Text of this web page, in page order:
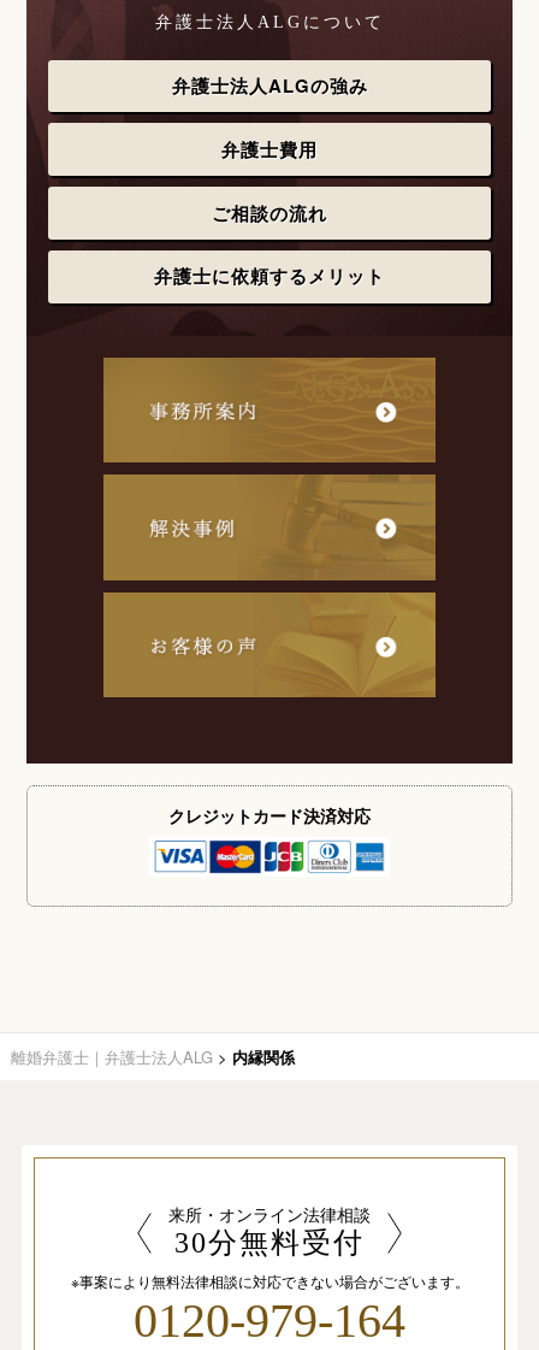
弁護士法人ALGについて
弁護士法人ALGの強み
弁護士費用
ご相談の流れ
弁護士に依頼するメリット
クレジットカード決済対応
離婚弁護士｜弁護士法人ALG > 内縁関係
来所・オンライン法律相談
30分無料受付
※事案により無料法律相談に対応できない場合がございます。
0120-979-164